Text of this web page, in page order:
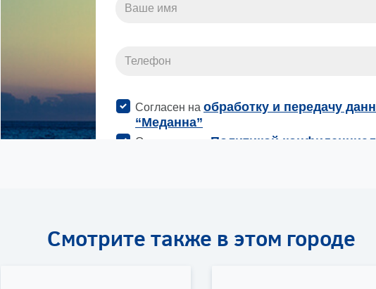
Смотрите также в этом городе